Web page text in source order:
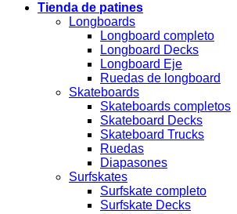
Tienda de patines
Longboards
Longboard completo
Longboard Decks
Longboard Eje
Ruedas de longboard
Skateboards
Skateboards completos
Skateboard Decks
Skateboard Trucks
Ruedas
Diapasones
Surfskates
Surfskate completo
Surfskate Decks